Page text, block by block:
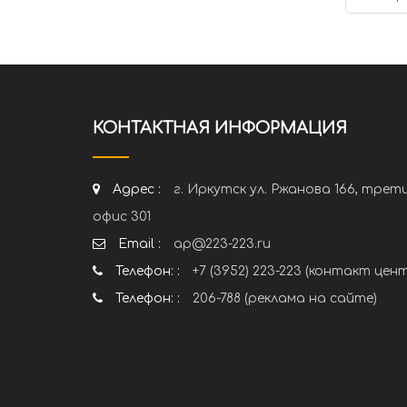
КОНТАКТНАЯ ИНФОРМАЦИЯ
Адрес :
г. Иркутск ул. Ржанова 166,
офис 301
Email :
ap@223-223.ru
Телефон: :
+7 (3952) 223-223 (контакт
Телефон: :
206-788 (реклама на сайте)